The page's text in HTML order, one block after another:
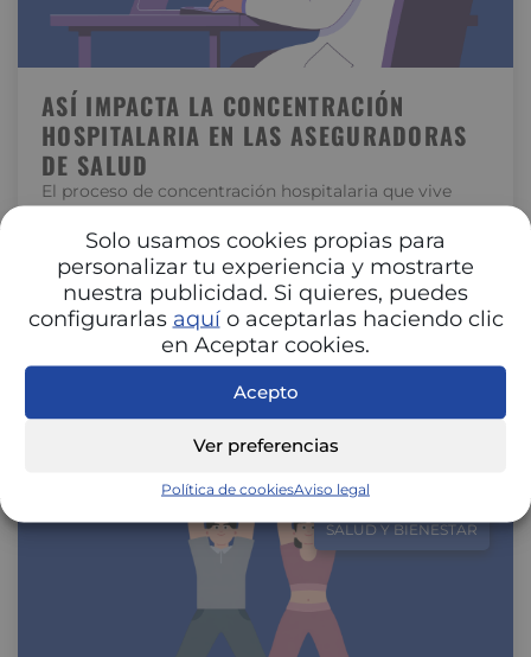
Solo usamos cookies propias para
personalizar tu experiencia y mostrarte
nuestra publicidad. Si quieres, puedes
configurarlas aquío aceptarlas haciendo clic
en Aceptar cookies.
Acepto
Ver preferencias
Política de cookiesAviso legal
ASÍ IMPACTA LA CONCENTRACIÓN
HOSPITALARIA EN LAS ASEGURADORAS
DE SALUD
El proceso de concentración hospitalaria que vive
España está transformando la relación entre
hospitales y aseguradoras. La unión de centros…
SALUD Y BIENESTAR